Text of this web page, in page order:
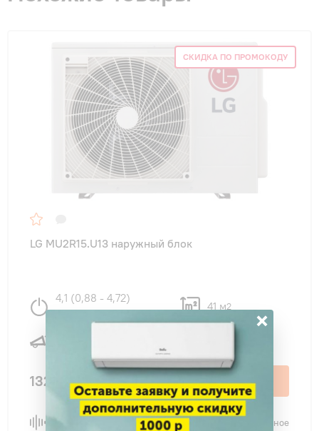
СКИДКА ПО ПРОМОКОДУ
LG MU2R15.U13 наружный блок
4,1 (0,88 - 4,72)
41 м2
132 200 ₽ В корзину
Сравнить В избранное
×